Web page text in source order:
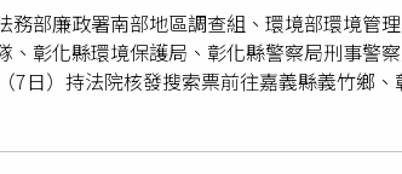
養豬場人力及購置疫苗費用，亦可降低因
我國豬隻及豬肉產品國際競爭力，更展現我
促進各國消費者認識台灣生鮮豬肉與加工豬
敗臭味，研判犯行至少持續1年。南檢出動
證人，認為其中4名台糖養豬場員工與2名廠
證之虞，向法院聲押禁見。據了解，涉案的
將廢水處理設備內的廢汙泥等廢棄物，挖坑
覺偷載運營建廢棄物偷埋，每趟回填廢棄物
務部廉政署南部地區調查組、環境部環境管
、彰化縣環境保護局、彰化縣警察局刑事警
7日）持法院核發搜索票前往嘉義縣義竹鄉
與專案小組人員在現場開挖後，發現養豬場
之情事，廢污泥回填深度達2至3公尺，